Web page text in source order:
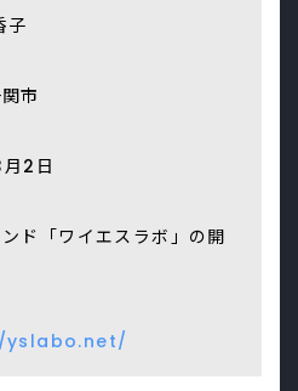
市
2日
ド「ワイエスラボ」の開